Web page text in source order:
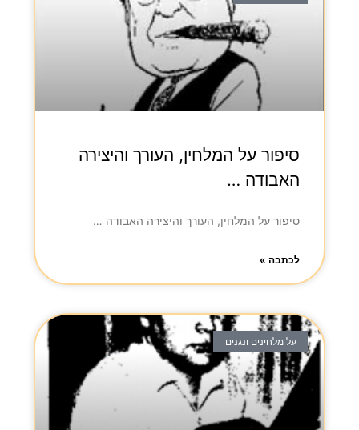
סיפור על המלחין, העורך והיצירה
האבודה …
סיפור על המלחין, העורך והיצירה האבודה …
לכתבה »
על מלחינים ונגנים